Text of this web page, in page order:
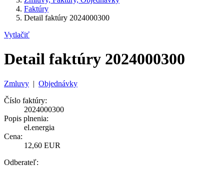
Faktúry
Detail faktúry 2024000300
Vytlačiť
Detail faktúry 2024000300
Zmluvy | Objednávky
Číslo faktúry:
2024000300
Popis plnenia:
el.energia
Cena:
12,60 EUR
Odberateľ: